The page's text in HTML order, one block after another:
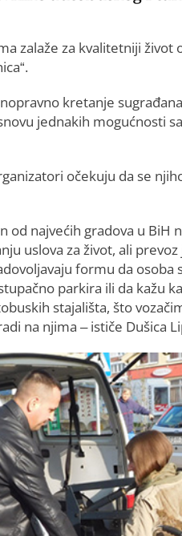
zalaže za kvalitetniji
kretanje
jednakih mogućnosti
očekuju da se
najvećih gradova u BiH
uslova za život, ali
formu da osoba
parkira ili da kažu
stajališta, što
na njima – ističe Dušica